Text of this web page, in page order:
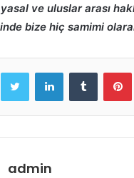
ve uluslar arası
bize hiç samimi
Twitter LinkedInTumblr
admin